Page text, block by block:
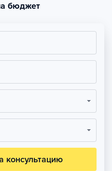
бюджет
консультацию